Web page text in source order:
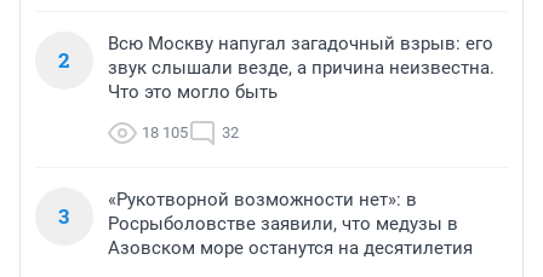
2
Всю Москву напугал загадочный взрыв: его
звук слышали везде, а причина неизвестна.
Что это могло быть
18 105 32
3
«Рукотворной возможности нет»: в
Росрыболовстве заявили, что медузы в
Азовском море останутся на десятилетия